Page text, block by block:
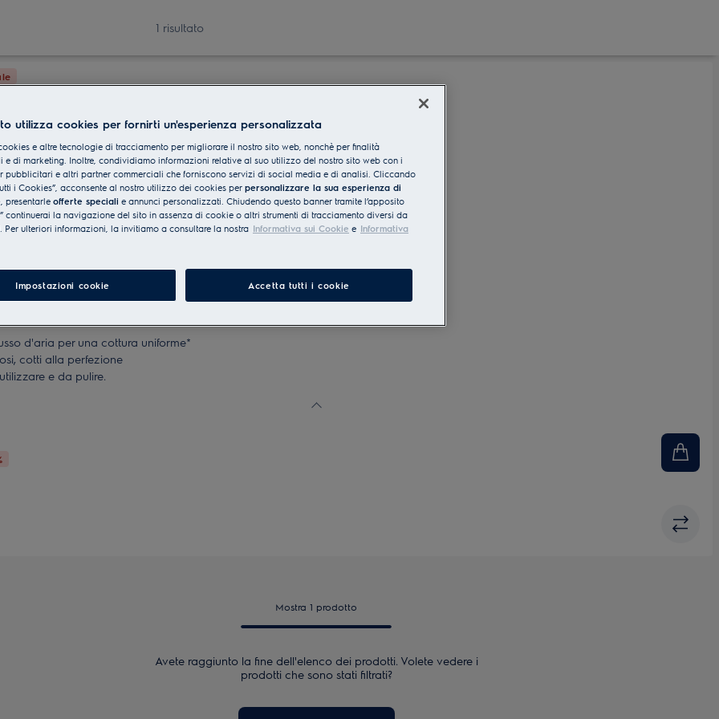
1 risultato
1 (1)
d'aria per una cottura uniforme*
cotti alla perfezione
e da pulire.
Mostra 1 prodotto
Avete raggiunto la fine dell'elenco dei prodotti. Volete vedere i
prodotti che sono stati filtrati?
utilizza cookies per fornirti un'esperienza personalizzata
e altre tecnologie di tracciamento per migliorare il nostro sito web, nonchè per finalità
e di marketing. Inoltre, condividiamo informazioni relative al suo utilizzo del nostro sito web con i
pubblicitari e altri partner commerciali che forniscono servizi di social media e di analisi. Cliccando
i Cookies”, acconsente al nostro utilizzo dei cookies per personalizzare la sua esperienza di
, presentarle offerte speciali e annunci personalizzati. Chiudendo questo banner tramite l’apposito
continuerai la navigazione del sito in assenza di cookie o altri strumenti di tracciamento diversi da
Per ulteriori informazioni, la invitiamo a consultare la nostra Informativa sui Cookie e Informativa
Impostazioni cookie Accetta tutti i cookie